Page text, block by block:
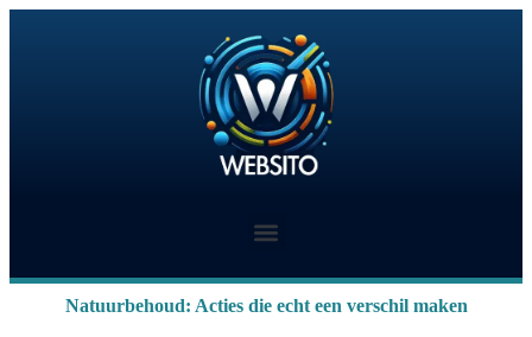
Natuurbehoud: Acties die echt een verschil maken